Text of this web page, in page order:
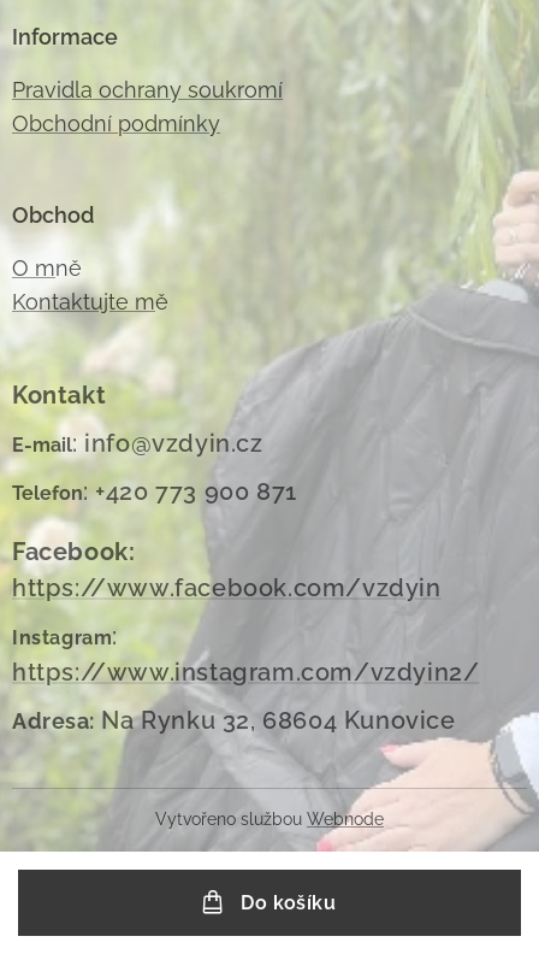
Do košíku
Informace
Pravidla ochrany soukromí
Obchodní podmínky
Obchod
O mně
Kontaktujte mě
Kontakt
E-mail: info@vzdyin.cz
Telefon: +420 773 900 871
Facebook:
https://www.facebook.com/vzdyin
Instagram:
https://www.instagram.com/vzdyin2/
Adresa: Na Rynku 32, 68604 Kunovice
Vytvořeno službou Webnode